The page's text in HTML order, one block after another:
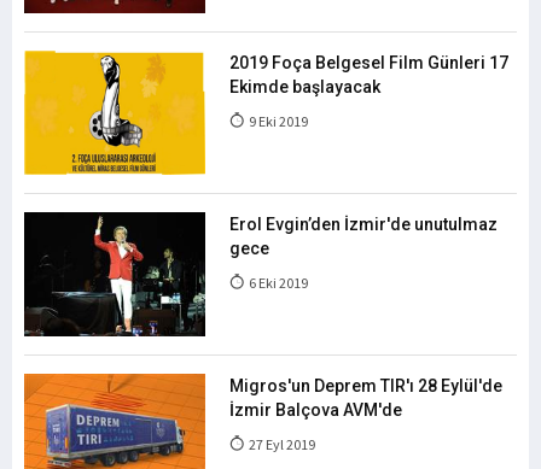
2019 Foça Belgesel Film Günleri 17
Ekimde başlayacak
9 Eki 2019
Erol Evgin’den İzmir'de unutulmaz
gece
6 Eki 2019
Migros'un Deprem TIR'ı 28 Eylül'de
İzmir Balçova AVM'de
27 Eyl 2019